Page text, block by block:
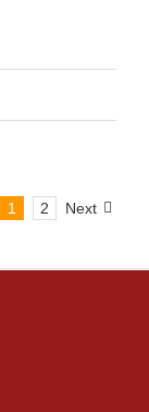
1 2 Next